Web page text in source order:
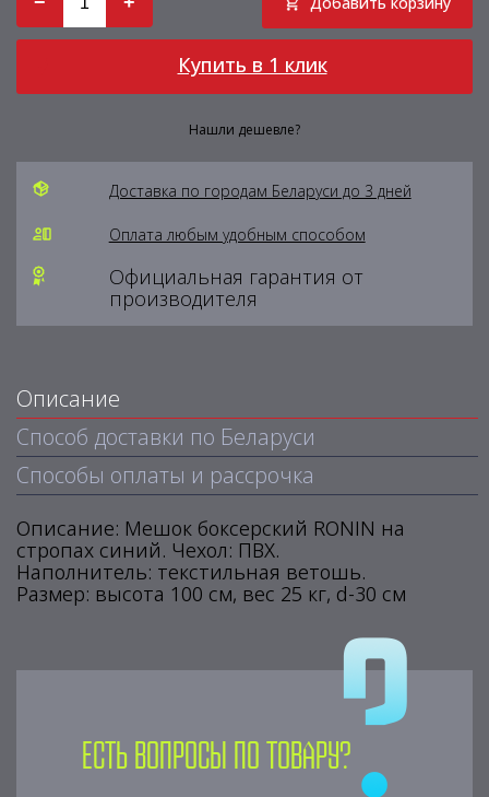
Купить в 1 клик
Нашли дешевле?
Доставка по городам Беларуси до 3 дней
Оплата любым удобным способом
Официальная гарантия от
производителя
Описание
Способ доставки по Беларуси
Способы оплаты и рассрочка
Описание: Мешок боксерский RONIN на
стропах синий. Чехол: ПВХ.
Наполнитель: текстильная ветошь.
Размер: высота 100 см, вес 25 кг, d-30 см
Есть вопросы по товару?